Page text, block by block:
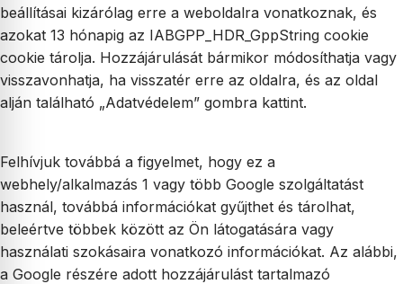
beállításai kizárólag erre a weboldalra vonatkoznak, és
azokat 13 hónapig az IABGPP_HDR_GppString cookie
cookie tárolja. Hozzájárulását bármikor módosíthatja vagy
visszavonhatja, ha visszatér erre az oldalra, és az oldal
alján található „Adatvédelem” gombra kattint.
Felhívjuk továbbá a figyelmet, hogy ez a
webhely/alkalmazás 1 vagy több Google szolgáltatást
használ, továbbá információkat gyűjthet és tárolhat,
beleértve többek között az Ön látogatására vagy
használati szokásaira vonatkozó információkat. Az alábbi,
a Google részére adott hozzájárulást tartalmazó